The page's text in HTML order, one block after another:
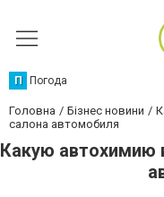
П Погода
Головна Бізнес новини
салона автомобиля
Какую автохимию